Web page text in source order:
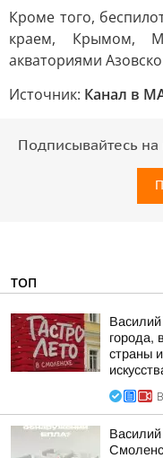
Кроме того,
краем, Крымом,
акваториями
Источник: Канал в
Подписывайтесь
ТОП
города,
страны